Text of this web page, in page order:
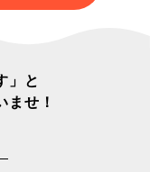
」と
ませ！